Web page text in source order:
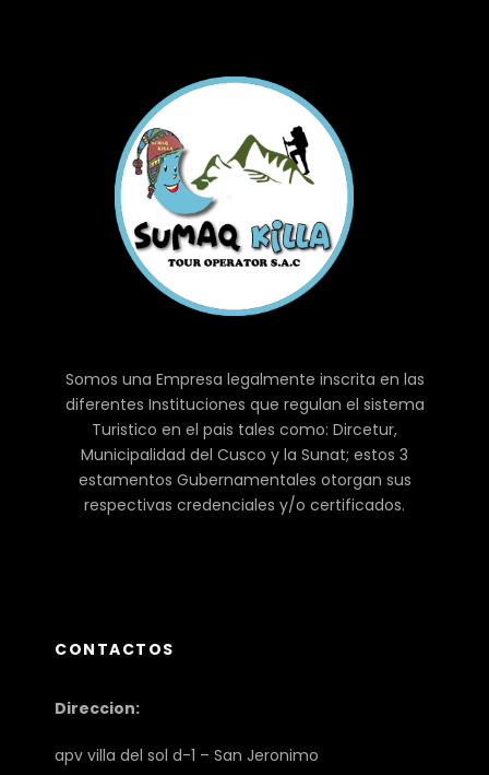
Somos una Empresa legalmente inscrita en las
diferentes Instituciones que regulan el sistema
Turistico en el pais tales como: Dircetur,
Municipalidad del Cusco y la Sunat; estos 3
estamentos Gubernamentales otorgan sus
respectivas credenciales y/o certificados.
CONTACTOS
Direccion:
apv villa del sol d-1 – San Jeronimo